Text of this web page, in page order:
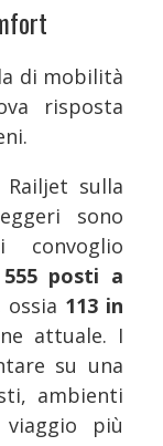
di mobilità
risposta
sulla
sono
convoglio
555 posti a
ossia 113 in
attuale. I
su una
ambienti
viaggio più